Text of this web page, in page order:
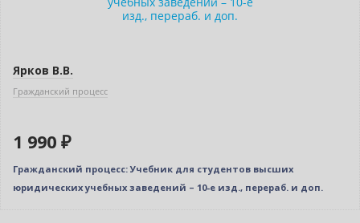
Ярков В.В.
Гражданский процесс
1 990 ₽
Гражданский процесс: Учебник для студентов высших
юридических учебных заведений – 10-е изд., перераб. и доп.